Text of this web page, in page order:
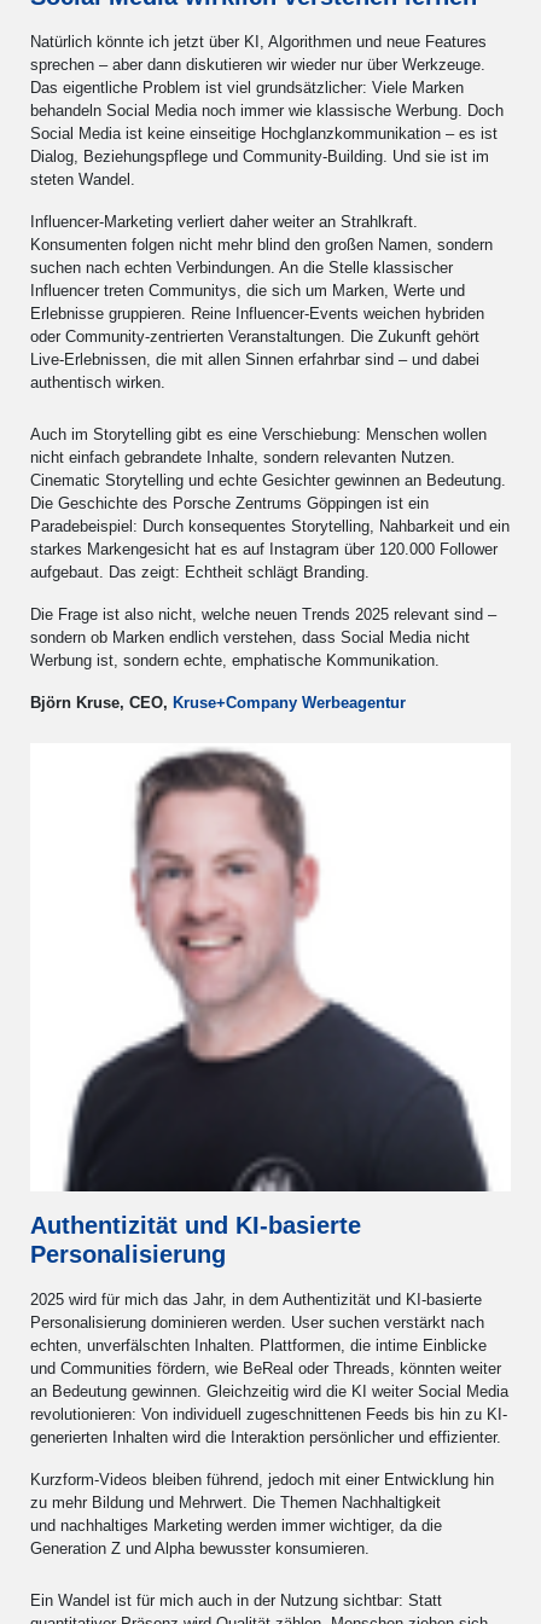
Natürlich könnte ich jetzt über KI, Algorithmen und neue Features
sprechen – aber dann diskutieren wir wieder nur über Werkzeuge.
Das eigentliche Problem ist viel grundsätzlicher: Viele Marken
behandeln Social Media noch immer wie klassische Werbung. Doch
Social Media ist keine einseitige Hochglanzkommunikation – es ist
Dialog, Beziehungspflege und Community-Building. Und sie ist im
steten Wandel.
Influencer-Marketing verliert daher weiter an Strahlkraft.
Konsumenten folgen nicht mehr blind den großen Namen, sondern
suchen nach echten Verbindungen. An die Stelle klassischer
Influencer treten Communitys, die sich um Marken, Werte und
Erlebnisse gruppieren. Reine Influencer-Events weichen hybriden
oder Community-zentrierten Veranstaltungen. Die Zukunft gehört
Live-Erlebnissen, die mit allen Sinnen erfahrbar sind – und dabei
authentisch wirken.
Auch im Storytelling gibt es eine Verschiebung: Menschen wollen
nicht einfach gebrandete Inhalte, sondern relevanten Nutzen.
Cinematic Storytelling und echte Gesichter gewinnen an Bedeutung.
Die Geschichte des Porsche Zentrums Göppingen ist ein
Paradebeispiel: Durch konsequentes Storytelling, Nahbarkeit und ein
starkes Markengesicht hat es auf Instagram über 120.000 Follower
aufgebaut. Das zeigt: Echtheit schlägt Branding.
Die Frage ist also nicht, welche neuen Trends 2025 relevant sind –
sondern ob Marken endlich verstehen, dass Social Media nicht
Werbung ist, sondern echte, emphatische Kommunikation.
Björn Kruse, CEO, Kruse+Company Werbeagentur
Authentizität und KI-basierte
Personalisierung
2025 wird für mich das Jahr, in dem Authentizität und KI-basierte
Personalisierung dominieren werden. User suchen verstärkt nach
echten, unverfälschten Inhalten. Plattformen, die intime Einblicke
und Communities fördern, wie BeReal oder Threads, könnten weiter
an Bedeutung gewinnen. Gleichzeitig wird die KI weiter Social Media
revolutionieren: Von individuell zugeschnittenen Feeds bis hin zu KI-
generierten Inhalten wird die Interaktion persönlicher und effizienter.
Kurzform-Videos bleiben führend, jedoch mit einer Entwicklung hin
zu mehr Bildung und Mehrwert. Die Themen Nachhaltigkeit
und nachhaltiges Marketing werden immer wichtiger, da die
Generation Z und Alpha bewusster konsumieren.
Ein Wandel ist für mich auch in der Nutzung sichtbar: Statt